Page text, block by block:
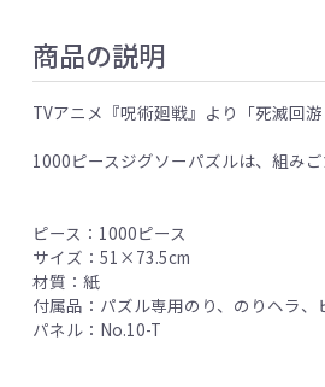
商品の説明
TVアニメ『呪術廻戦』より「死滅回
1000ピースジグソーパズルは、組み
ピース：1000ピース
サイズ：51×73.5cm
材質：紙
付属品：パズル専用のり、のりヘラ、
パネル：No.10-T